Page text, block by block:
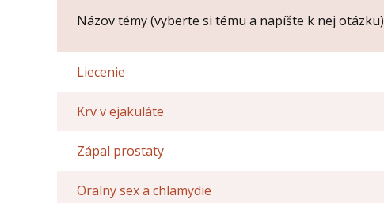
Názov témy (*):
Správa
Názov témy (vyberte si tému a napíšte k nej otázku)
Liecenie
Krv v ejakuláte
Zápal prostaty
Oralny sex a chlamydie